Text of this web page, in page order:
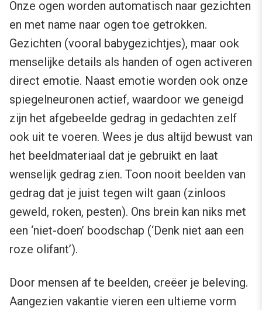
Onze ogen worden automatisch naar gezichten
en met name naar ogen toe getrokken.
Gezichten (vooral babygezichtjes), maar ook
menselijke details als handen of ogen activeren
direct emotie. Naast emotie worden ook onze
spiegelneuronen actief, waardoor we geneigd
zijn het afgebeelde gedrag in gedachten zelf
ook uit te voeren. Wees je dus altijd bewust van
het beeldmateriaal dat je gebruikt en laat
wenselijk gedrag zien. Toon nooit beelden van
gedrag dat je juist tegen wilt gaan (zinloos
geweld, roken, pesten). Ons brein kan niks met
een ‘niet-doen’ boodschap (‘Denk niet aan een
roze olifant’).
Door mensen af te beelden, creëer je beleving.
Aangezien vakantie vieren een ultieme vorm